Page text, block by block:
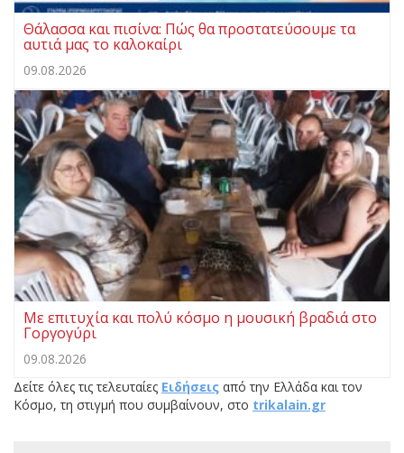
Θάλασσα και πισίνα: Πώς θα προστατεύσουμε τα
αυτιά μας το καλοκαίρι
09.08.2026
Με επιτυχία και πολύ κόσμο η μουσική βραδιά στο
Γοργογύρι
09.08.2026
Δείτε όλες τις τελευταίες Ειδήσεις από την Ελλάδα και τον
Κόσμο, τη στιγμή που συμβαίνουν, στο trikalain.gr